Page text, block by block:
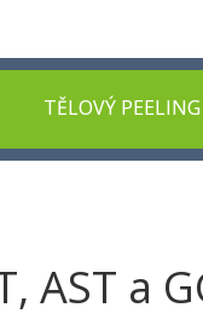
TĚLOVÝ PEELING
AST a